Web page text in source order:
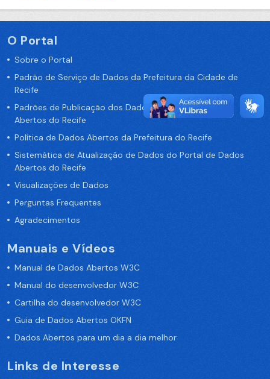
O Portal
Sobre o Portal
Padrão de Serviço de Dados da Prefeitura da Cidade de
Recife
Padrões de Publicação dos Dados no Portal de Dados
Abertos do Recife
Política de Dados Abertos da Prefeitura do Recife
Sistemática de Atualização de Dados do Portal de Dados
Abertos do Recife
Visualizações de Dados
Perguntas Frequentes
Agradecimentos
Manuais e Vídeos
Manual de Dados Abertos W3C
Manual do desenvolvedor W3C
Cartilha do desenvolvedor W3C
Guia de Dados Abertos OKFN
Dados Abertos para um dia a dia melhor
Links de Interesse